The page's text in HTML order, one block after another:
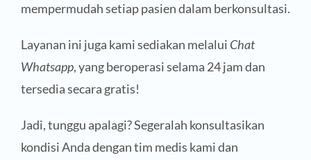
mempermudah setiap pasien dalam berkonsultasi.
Layanan ini juga kami sediakan melalui Chat
Whatsapp, yang beroperasi selama 24 jam dan
tersedia secara gratis!
Jadi, tunggu apalagi? Segeralah konsultasikan
kondisi Anda dengan tim medis kami dan